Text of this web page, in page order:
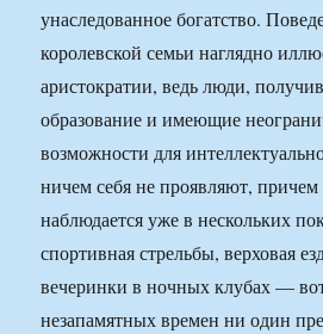
унаследованное богатство.
королевской семьи наглядно
аристократии, ведь люди,
образование и имеющие
возможности для
ничем себя не проявляют,
наблюдается уже в нескольких
спортивная стрельбы, верховая
вечеринки в ночных клубах —
незапамятных времен ни один